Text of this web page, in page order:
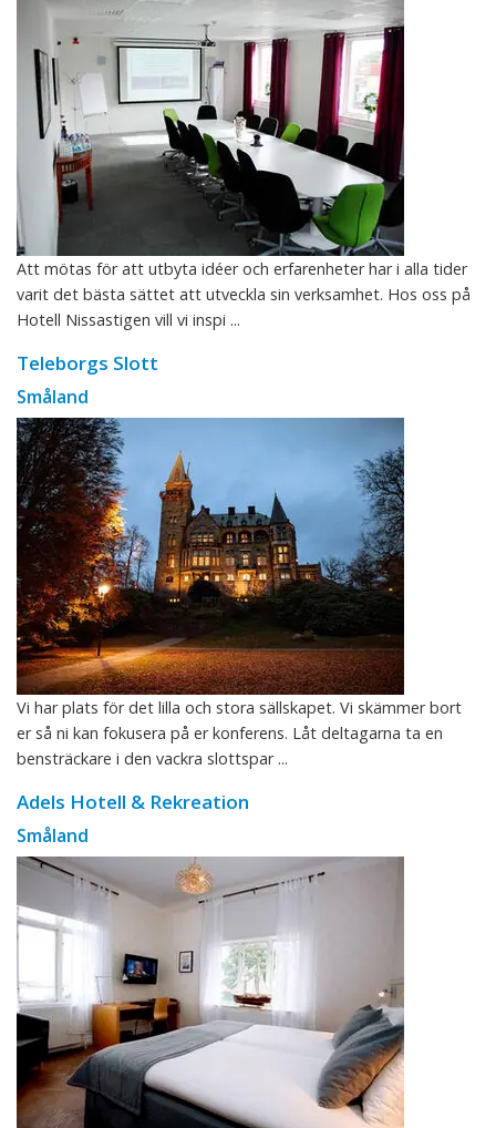
Att mötas för att utbyta idéer och erfarenheter har i alla tider
varit det bästa sättet att utveckla sin verksamhet. Hos oss på
Hotell Nissastigen vill vi inspi ...
Teleborgs Slott
Småland
Vi har plats för det lilla och stora sällskapet. Vi skämmer bort
er så ni kan fokusera på er konferens. Låt deltagarna ta en
bensträckare i den vackra slottspar ...
Adels Hotell & Rekreation
Småland